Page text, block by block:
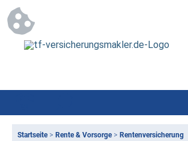
Startseite> Rente & Vorsorge> Rentenversicherung